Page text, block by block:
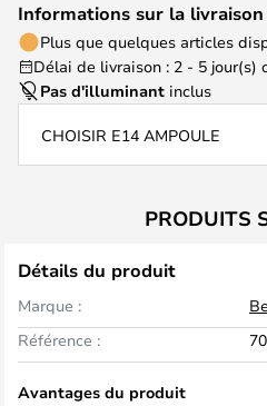
Informations sur la livraison
Plus que quelques articles
Délai de livraison : 2 - 5 jour(s)
Pas d'illuminant inclus
CHOISIR E14 AMPOULE
PRODUITS
Détails du produit
Marque :
Référence :
Avantages du produit